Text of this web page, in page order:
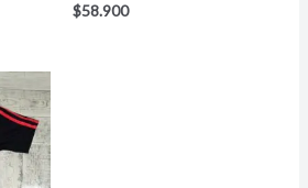
$58.900